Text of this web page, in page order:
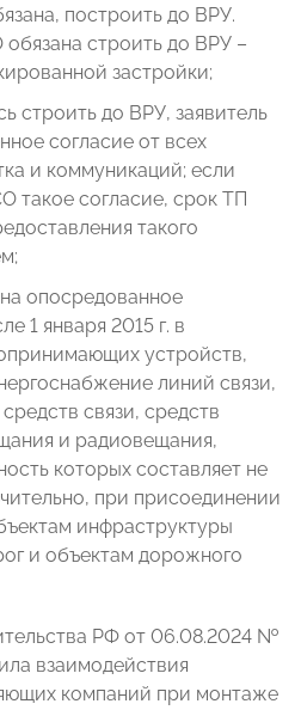
построить до ВРУ.
строить до ВРУ –
застройки;
строить до ВРУ, заявитель
согласие от всех
и коммуникаций; если
такое согласие, срок ТП
такого
опосредованное
1 января 2015 г. в
устройств,
линий связи,
связи, средств
и радиовещания,
которых составляет не
при присоединении
инфраструктуры
и объектам дорожного
РФ от 06.08.2024 №
взаимодействия
компаний при монтаже